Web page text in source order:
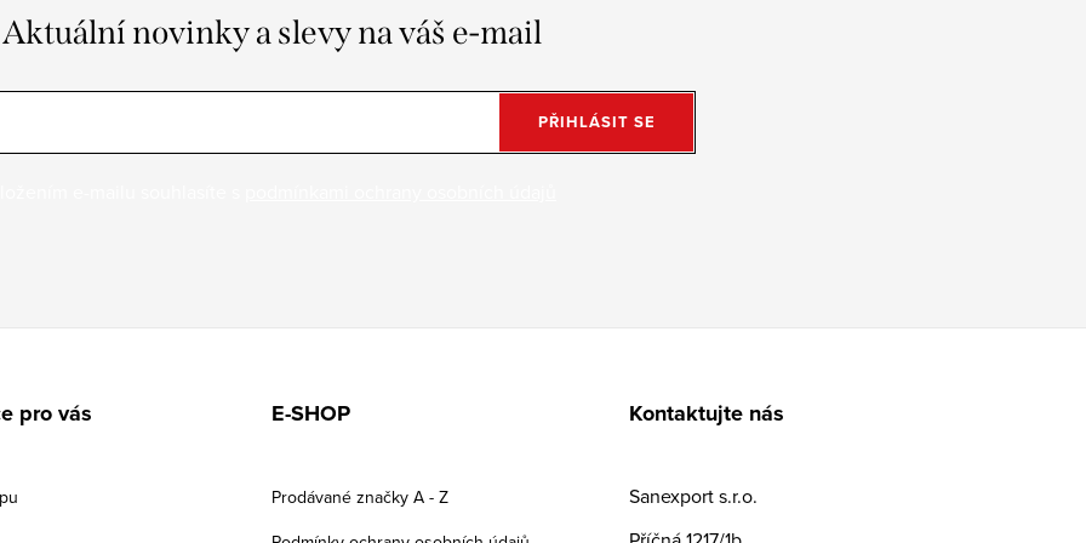
Aktuální novinky a slevy na váš e-mail
PŘIHLÁSIT SE
pro vás E-SHOP
Prodávané značky A - Z
Kontaktujte nás
Sanexport s.r.o.